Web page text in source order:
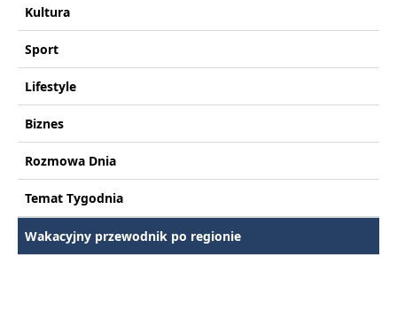
Kultura
Sport
Lifestyle
Biznes
Rozmowa Dnia
Temat Tygodnia
Wakacyjny przewodnik po regionie